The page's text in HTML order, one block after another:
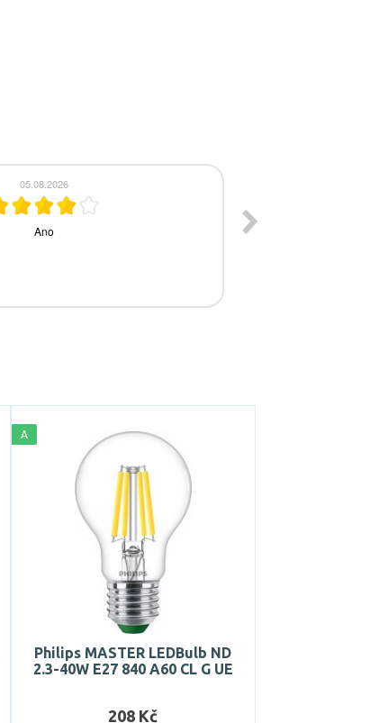
A
Philips MASTER LEDBulb ND
2.3-40W E27 840 A60 CL G UE
208 Kč